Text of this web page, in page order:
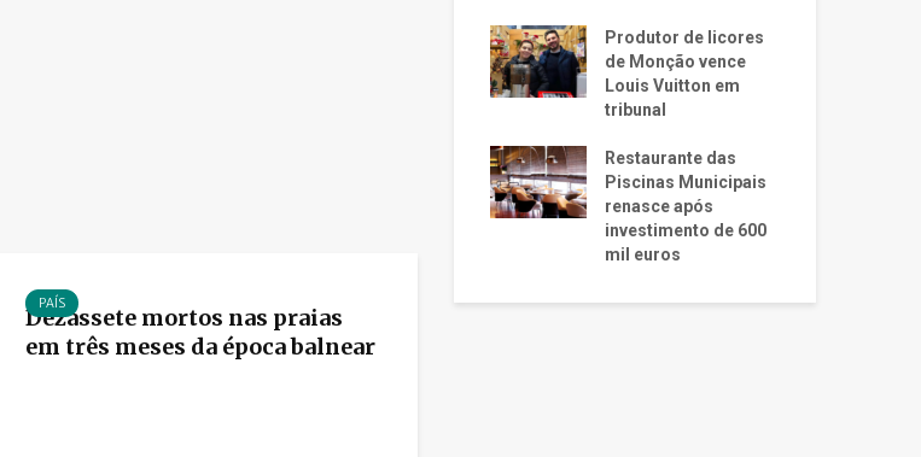
PAÍS
Dezassete mortos nas praias
em três meses da época balnear
Produtor de licores
de Monção vence
Louis Vuitton em
tribunal
Restaurante das
Piscinas Municipais
renasce após
investimento de 600
mil euros